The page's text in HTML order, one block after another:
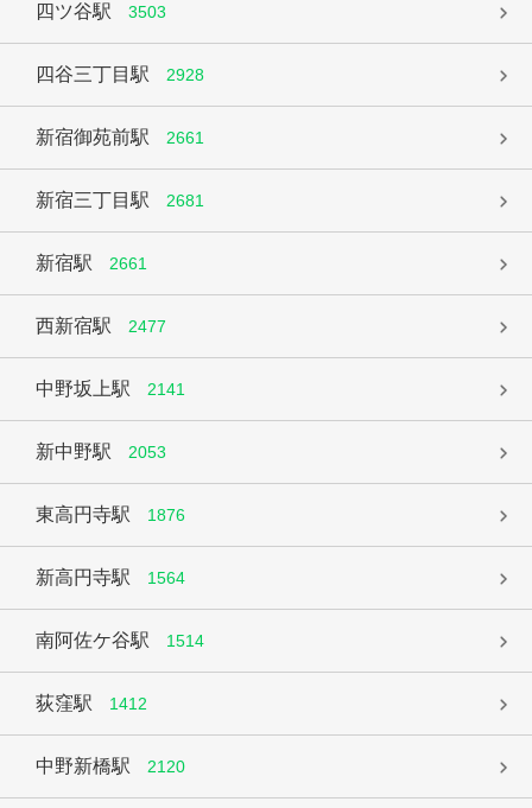
四ツ谷駅 3503
四谷三丁目駅 2928
新宿御苑前駅 2661
新宿三丁目駅 2681
新宿駅 2661
西新宿駅 2477
中野坂上駅 2141
新中野駅 2053
東高円寺駅 1876
新高円寺駅 1564
南阿佐ケ谷駅 1514
荻窪駅 1412
中野新橋駅 2120